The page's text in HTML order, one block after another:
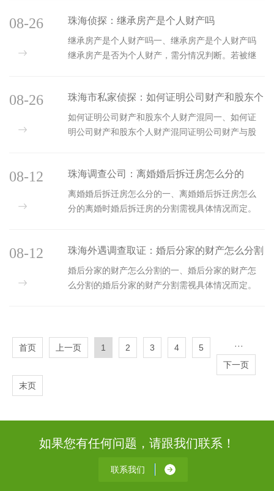
离婚分割夫妻共同财产时，对该方可...
珠海侦探：继承房产是个人财产吗
继承房产是个人财产吗一、继承房产是个人财产吗
继承房产是否为个人财产，需分情况判断。若被继
由某子女继承，与配偶无关。若被继承人未明确指
定，且继承发生在婚姻关系存续期间，根据法律规
定，该房产一般属于夫妻共同财产。因为婚姻存续
08-26
珠海市私家侦探：如何证明公司财产和股东个
人财产混同
如何证明公司财产和股东个人财产混同一、如何证
明公司财产和股东个人财产混同证明公司财产与股
记录混乱，无法区分彼此收支，比如股东随意挪用
公司资金用于个人消费且无正规财务手续，可作为
混同证据。业务上，若业务范围、交易对象、业务
08-26
珠海调查公司：离婚婚后拆迁房怎么分的
离婚婚后拆迁房怎么分的一、离婚婚后拆迁房怎么
分的离婚时婚后拆迁房的分割需视具体情况而定。
对房屋份额有约定，则按约定处理。若拆迁房是一
方个人财产，如一方婚前房屋拆迁后仅用个人财产
购买且登记在自己名下，那么该房属于个人财产，
08-12
珠海外遇调查取证：婚后分家的财产怎么分割
的
婚后分家的财产怎么分割的一、婚后分家的财产怎
么分割的婚后分家的财产分割需视具体情况而定。
产的部分划出，其余部分再按分家协议进行分割。
②若分家财产...
08-12
首页 上一页 1 2 3 4 5
···
下一页
末页
如果您有任何问题，请跟我们联系！
联系我们